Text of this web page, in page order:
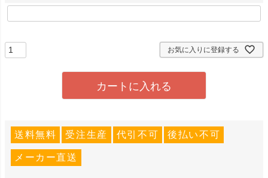
(
必
お気に入りに登録する
カートに入れる
送料無料 受注生産 代引不可 後払い不可
メーカー直送